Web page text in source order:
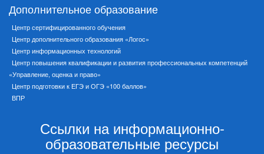
Дополнительное образование
Центр сертифицированного обучения
Центр дополнительного образования «Логос»
Центр информационных технологий
Центр повышения квалификации и развития профессиональных компетенций
«Управление, оценка и право»
Центр подготовки к ЕГЭ и ОГЭ «100 баллов»
ВПР
Ссылки на информационно-
образовательные ресурсы